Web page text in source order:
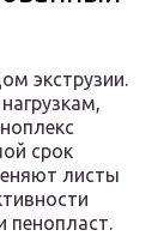
экструзии.
срок
листы
пенопласт.